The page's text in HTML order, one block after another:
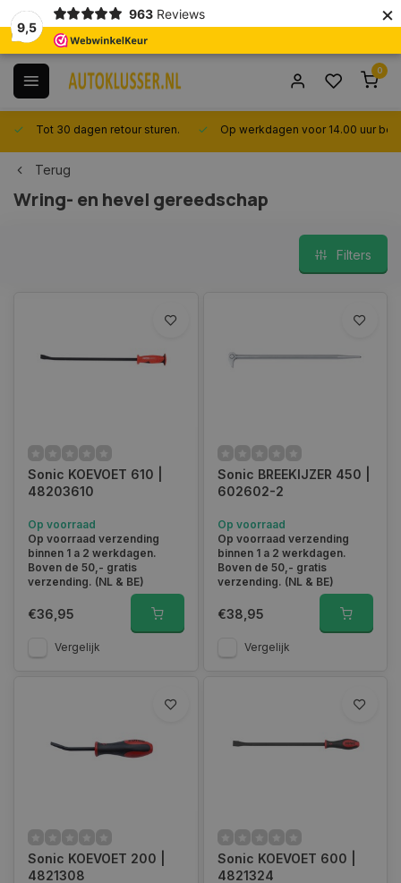
9,5
963 Reviews ×
0
Tot 30 dagen retour sturen. Op werkdagen voor 14.00 uur
Terug
Wring- en hevel gereedschap
Filters
Sonic KOEVOET 610 |
48203610
Op voorraad
Op voorraad verzending
binnen 1 a 2 werkdagen.
Boven de 50,- gratis
verzending. (NL & BE)
€36,95
Vergelijk
Sonic BREEKIJZER 450 |
602602-2
Op voorraad
Op voorraad verzending
binnen 1 a 2 werkdagen.
Boven de 50,- gratis
verzending. (NL & BE)
€38,95
Vergelijk
Sonic KOEVOET 200 |
4821308
Sonic KOEVOET 600 |
4821324